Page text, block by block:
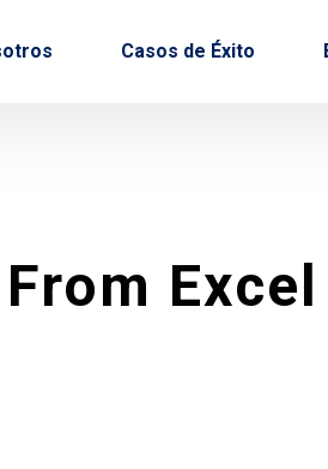
Casos de Éxito
From Excel